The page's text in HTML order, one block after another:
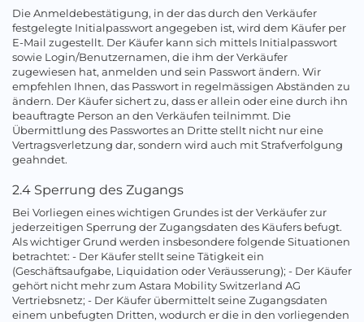
Die Anmeldebestätigung, in der das durch den Verkäufer
festgelegte Initialpasswort angegeben ist, wird dem Käufer per
E-Mail zugestellt. Der Käufer kann sich mittels Initialpasswort
sowie Login/Benutzernamen, die ihm der Verkäufer
zugewiesen hat, anmelden und sein Passwort ändern. Wir
empfehlen Ihnen, das Passwort in regelmässigen Abständen zu
ändern. Der Käufer sichert zu, dass er allein oder eine durch ihn
beauftragte Person an den Verkäufen teilnimmt. Die
Übermittlung des Passwortes an Dritte stellt nicht nur eine
Vertragsverletzung dar, sondern wird auch mit Strafverfolgung
geahndet.
2.4 Sperrung des Zugangs
Bei Vorliegen eines wichtigen Grundes ist der Verkäufer zur
jederzeitigen Sperrung der Zugangsdaten des Käufers befugt.
Als wichtiger Grund werden insbesondere folgende Situationen
betrachtet: - Der Käufer stellt seine Tätigkeit ein
(Geschäftsaufgabe, Liquidation oder Veräusserung); - Der Käufer
gehört nicht mehr zum Astara Mobility Switzerland AG
Vertriebsnetz; - Der Käufer übermittelt seine Zugangsdaten
einem unbefugten Dritten, wodurch er die in den vorliegenden